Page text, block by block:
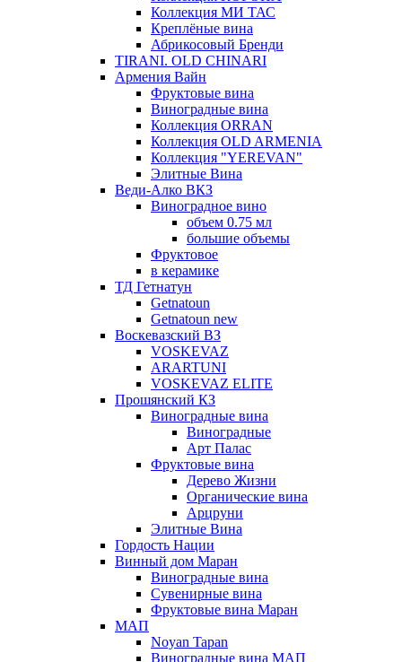
Коллекция МИ ТАС
Креплёные вина
Абрикосовый Бренди
TIRANI. OLD CHINARI
Армения Вайн
Фруктовые вина
Виноградные вина
Коллекция ORRAN
Коллекция OLD ARMENIA
Коллекция "YEREVAN"
Элитные Вина
Веди-Алко ВКЗ
Виноградное вино
объем 0.75 мл
большие объемы
Фруктовое
в керамике
ТД Гетнатун
Getnatoun
Getnatoun new
Воскевазский ВЗ
VOSKEVAZ
ARARTUNI
VOSKEVAZ ELITE
Прошянский КЗ
Виноградные вина
Виноградные
Арт Палас
Фруктовые вина
Дерево Жизни
Органические вина
Арцруни
Элитные Вина
Гордость Нации
Винный дом Маран
Виноградные вина
Сувенирные вина
Фруктовые вина Маран
МАП
Noyan Tapan
Виноградные вина МАП